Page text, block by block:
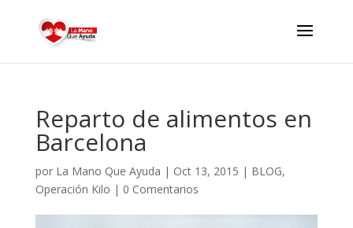
Reparto de alimentos en
Barcelona
por La Mano Que Ayuda | Oct 13, 2015 | BLOG,
Operación Kilo | 0 Comentarios